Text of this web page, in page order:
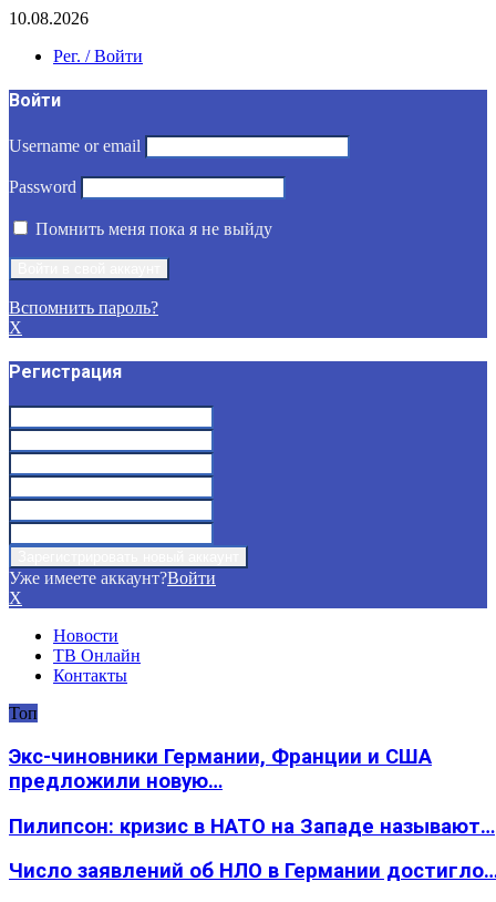
10.08.2026
Рег. / Войти
Войти
Username or email
Password
Помнить меня пока я не выйду
Вспомнить пароль?
X
Регистрация
Уже имеете аккаунт?Войти
X
Новости
ТВ Онлайн
Контакты
Топ
Экс-чиновники Германии, Франции и США
предложили новую…
Пилипсон: кризис в НАТО на Западе называют…
Число заявлений об НЛО в Германии